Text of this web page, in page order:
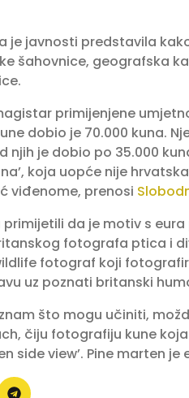
je javnosti predstavila
šahovnice, geografska
primijenjene
dobio je 70.000 kuna.
njih je dobio po 35.000
koja uopće nije
viđenome, prenosi
da je motiv s
fotografa ptica i
fotograf koji
uz poznati britanski
što mogu učiniti,
čiju fotografiju kune
side view’. Pine marten je